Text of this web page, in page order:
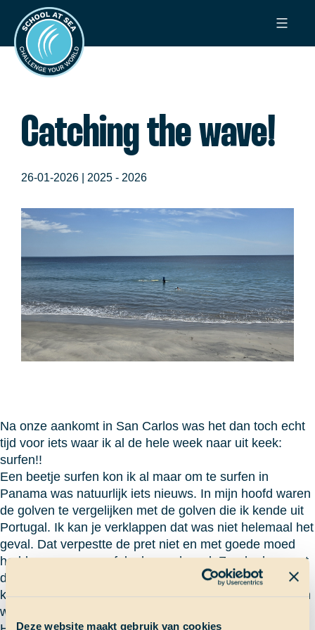
Deze website maakt gebruik van cookies
naar
inhoud
School
at
Sea
Catching the wave!
26-01-2026 | 2025 - 2026
Na onze aankomt in San Carlos was het dan toch echt
tijd voor iets waar ik al de hele week naar uit keek:
surfen!!
Een beetje surfen kon ik al maar om te surfen in
Panama was natuurlijk iets nieuws. In mijn hoofd waren
de golven te vergelijken met de golven die ik kende uit
Portugal. Ik kan je verklappen dat was niet helemaal het
geval. Dat verpestte de pret niet en met goede moed
hadden we onze surfplanken gehuurd. Zonder les want
dat paste niet meer binnen ons budget. Gelukkig
kwamen we aan op een prachtig zandstrand en konden
we het helderblauwe water in.